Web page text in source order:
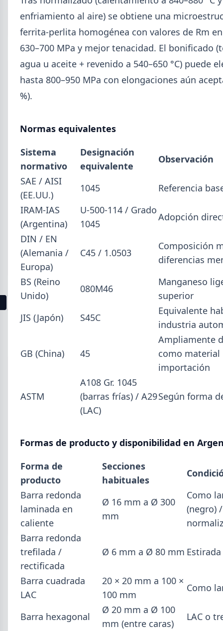
5,7% en 2026 y la capacidad instalada bajó a 40,8%,
uno de los niveles más bajos de la serie.
ACERO 2026-07-23
Producción Mundial de Acero –
Junio 2026
155,7 Mt en junio 2026 (+1,7% i.a.), mientras el
acumulado enero-junio retrocede 0,7%.
3 4 11 12
2026
Junio (19)
Abril (16)
Marzo (6)
Febrero (4)
Enero (2)
VER TODO
TÍTULOS
Cheques rechazados en alza: la cadena de pagos metalúrgica
muestra signos de estrés
Paritaria UOM agosto 2026: sin acuerdo, siguen vigentes los
valores de abril
Día de la Siderurgia: cómo llega el sector al aniversario 78 del
San Isidro
Informe ADIMRA junio 2026: la producción metalúrgica cayó
4,6%
Producción Mundial de Acero – Junio 2026
enfriamiento al aire) se obtiene una
ferrita-perlita homogénea con valores de Rm
630–700 MPa y mejor tenacidad. El bonificado
agua u aceite + revenido a 540–650 °C) puede
hasta 800–950 MPa con elongaciones aún
%).
Normas equivalentes
Sistema
normativo
Designación
equivalente
Observación
SAE / AISI
(EE.UU.)
1045
Referencia
IRAM-IAS
(Argentina)
U-500-114 / Grado
1045
Adopción
DIN / EN
(Alemania /
Europa)
C45 / 1.0503
Composición
diferencias
BS (Reino
Unido)
080M46
Manganeso
superior
JIS (Japón)
S45C
Equivalente
industria
GB (China) 45
Ampliamente
como material
importación
ASTM
A108 Gr. 1045
(barras frías) / A29
(LAC)
Según forma
Formas de producto y disponibilidad en
Forma de
producto
Secciones
habituales
Barra redonda
laminada en
caliente
Ø 16 mm a Ø 300
mm
Como
(negro) /
Barra redonda
trefilada /
rectificada
Ø 6 mm a Ø 80 mm
Barra cuadrada
LAC
20 × 20 mm a 100 ×
100 mm
Como
Barra hexagonal
Ø 20 mm a Ø 100
mm (entre caras)
LAC o